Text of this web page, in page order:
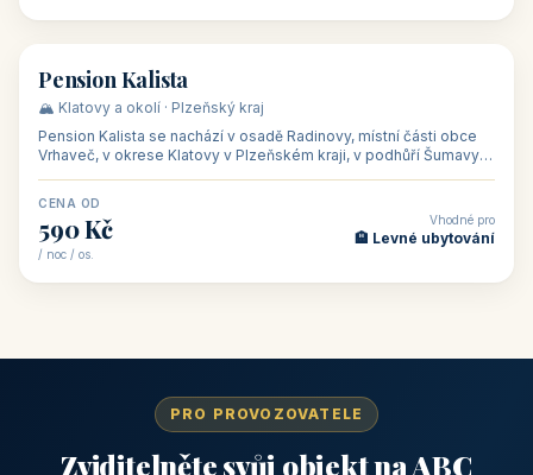
🏡 penzion
Pension Kalista
🏔️ Klatovy a okolí · Plzeňský kraj
Pension Kalista se nachází v osadě Radinovy, místní části obce
Vrhaveč, v okrese Klatovy v Plzeňském kraji, v podhůří Šumavy
CENA OD
590 Kč
/ noc / os.
Vhodné pro
🏨 Levné ubytování
PRO PROVOZOVATELE
Zviditelněte svůj objekt na ABC